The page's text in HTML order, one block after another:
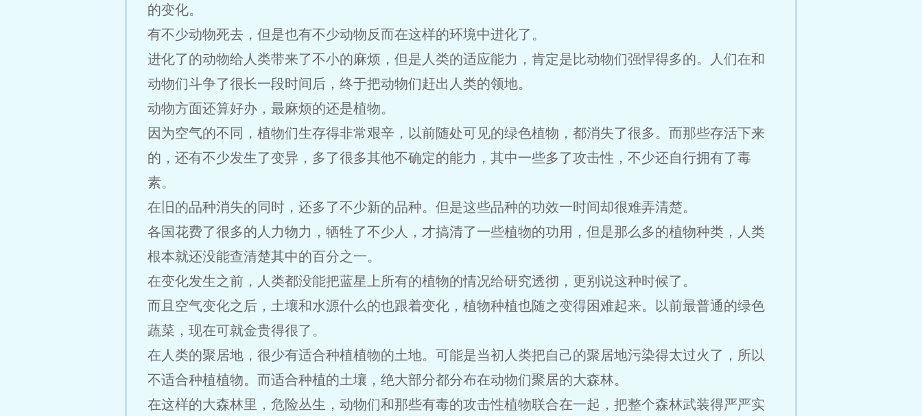
的变化。
有不少动物死去，但是也有不少动物反而在这样的环境中进化了。
进化了的动物给人类带来了不小的麻烦，但是人类的适应能力，肯定是比动物们强悍得多的。人们在和
动物们斗争了很长一段时间后，终于把动物们赶出人类的领地。
动物方面还算好办，最麻烦的还是植物。
因为空气的不同，植物们生存得非常艰辛，以前随处可见的绿色植物，都消失了很多。而那些存活下来
的，还有不少发生了变异，多了很多其他不确定的能力，其中一些多了攻击性，不少还自行拥有了毒
素。
在旧的品种消失的同时，还多了不少新的品种。但是这些品种的功效一时间却很难弄清楚。
各国花费了很多的人力物力，牺牲了不少人，才搞清了一些植物的功用，但是那么多的植物种类，人类
根本就还没能查清楚其中的百分之一。
在变化发生之前，人类都没能把蓝星上所有的植物的情况给研究透彻，更别说这种时候了。
而且空气变化之后，土壤和水源什么的也跟着变化，植物种植也随之变得困难起来。以前最普通的绿色
蔬菜，现在可就金贵得很了。
在人类的聚居地，很少有适合种植植物的土地。可能是当初人类把自己的聚居地污染得太过火了，所以
不适合种植植物。而适合种植的土壤，绝大部分都分布在动物们聚居的大森林。
在这样的大森林里，危险丛生，动物们和那些有毒的攻击性植物联合在一起，把整个森林武装得严严实